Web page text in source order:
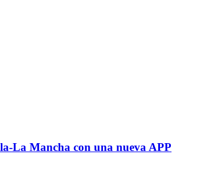
La Mancha con una nueva APP